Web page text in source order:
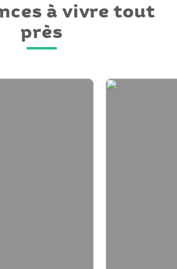
à vivre tout
près